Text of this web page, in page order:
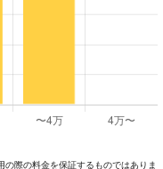
際の料⾦を保証するものではありま